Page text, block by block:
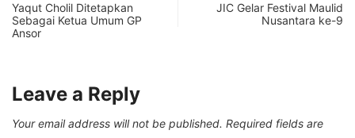
Yaqut Cholil Ditetapkan
Sebagai Ketua Umum GP
Ansor
JIC Gelar Festival Maulid
Nusantara ke-9
Leave a Reply
Your email address will not be published. Required fields are